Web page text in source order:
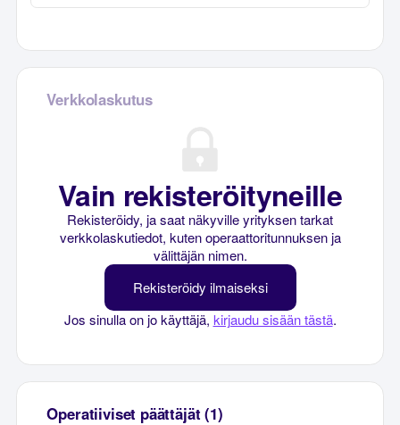
Verkkolaskutus
Vain rekisteröityneille
Rekisteröidy, ja saat näkyville yrityksen tarkat
verkkolaskutiedot, kuten operaattoritunnuksen ja
välittäjän nimen.
Rekisteröidy ilmaiseksi
Jos sinulla on jo käyttäjä, kirjaudu sisään tästä.
Operatiiviset päättäjät (1)